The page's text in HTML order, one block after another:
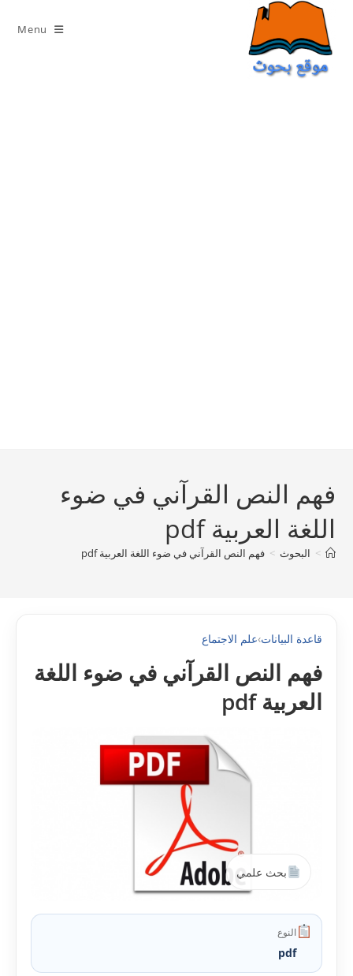
content
Menu
فهم النص القرآني في ضوء
اللغة العربية pdf
> البحوث > فهم النص القرآني في ضوء اللغة العربية pdf
قاعدة البيانات›علم الاجتماع
فهم النص القرآني في ضوء اللغة
العربية pdf
بحث علمي
النوع
pdf